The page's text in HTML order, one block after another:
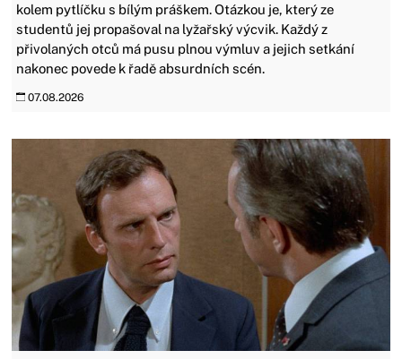
kolem pytlíčku s bílým práškem. Otázkou je, který ze
studentů jej propašoval na lyžařský výcvik. Každý z
přivolaných otců má pusu plnou výmluv a jejich setkání
nakonec povede k řadě absurdních scén.
07.08.2026